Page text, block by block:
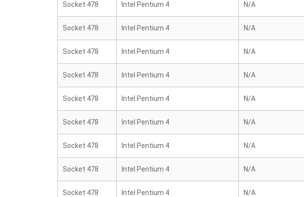
Socket 478 Intel Pentium 4 N/A
Socket 478 Intel Pentium 4 N/A
Socket 478 Intel Pentium 4 N/A
Socket 478 Intel Pentium 4 N/A
Socket 478 Intel Pentium 4 N/A
Socket 478 Intel Pentium 4 N/A
Socket 478 Intel Pentium 4 N/A
Socket 478 Intel Pentium 4 N/A
Socket 478 Intel Pentium 4 N/A